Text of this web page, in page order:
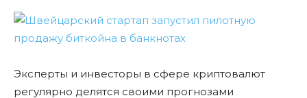
Эксперты и инвесторы в сфере криптовалют
регулярно делятся своими прогнозами